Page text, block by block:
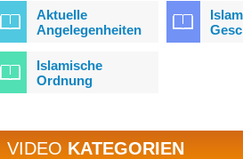
Aktuelle
Angelegenheiten
Islamische
Ordnung
VIDEO KATEGORIEN